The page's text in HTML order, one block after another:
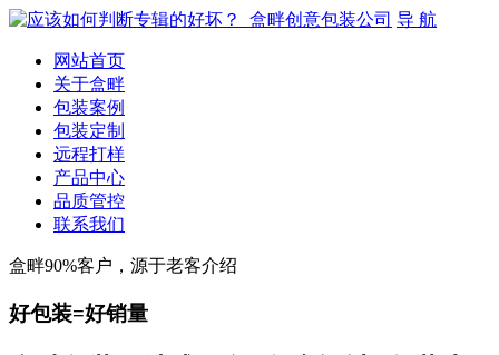
导 航
网站首页
关于盒畔
包装案例
包装定制
远程打样
产品中心
品质管控
联系我们
盒畔90%客户，源于老客介绍
好包装=好销量